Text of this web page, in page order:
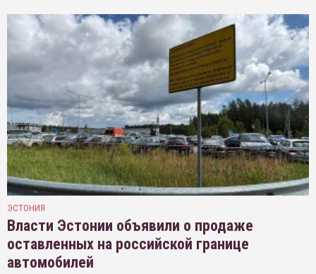
ЭСТОНИЯ
Власти Эстонии объявили о продаже
оставленных на российской границе
автомобилей